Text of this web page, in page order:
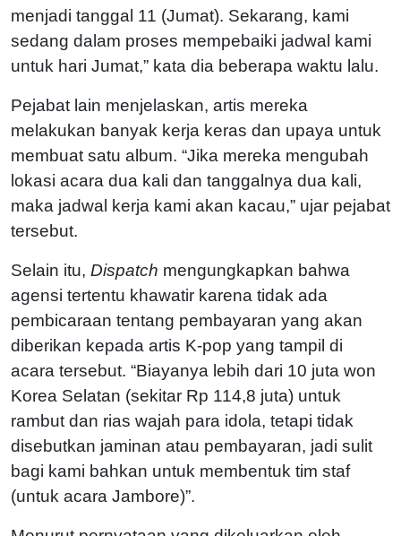
menjadi tanggal 11 (Jumat). Sekarang, kami
sedang dalam proses mempebaiki jadwal kami
untuk hari Jumat,” kata dia beberapa waktu lalu.
Pejabat lain menjelaskan, artis mereka
melakukan banyak kerja keras dan upaya untuk
membuat satu album. “Jika mereka mengubah
lokasi acara dua kali dan tanggalnya dua kali,
maka jadwal kerja kami akan kacau,” ujar pejabat
tersebut.
Selain itu, Dispatch mengungkapkan bahwa
agensi tertentu khawatir karena tidak ada
pembicaraan tentang pembayaran yang akan
diberikan kepada artis K-pop yang tampil di
acara tersebut. “Biayanya lebih dari 10 juta won
Korea Selatan (sekitar Rp 114,8 juta) untuk
rambut dan rias wajah para idola, tetapi tidak
disebutkan jaminan atau pembayaran, jadi sulit
bagi kami bahkan untuk membentuk tim staf
(untuk acara Jambore)”.